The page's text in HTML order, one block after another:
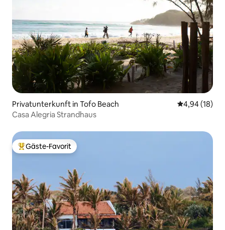
Privatunterkunft in Tofo Beach
4,94 (18)
Casa Alegria Strandhaus
Beliebter Gäste-Favorit.
Gäste-Favorit